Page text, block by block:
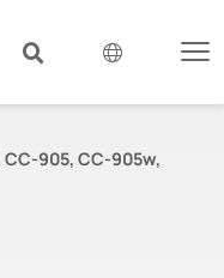
905, CC-905w,